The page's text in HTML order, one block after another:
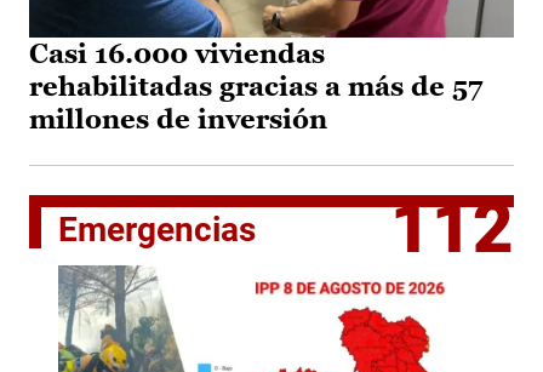
Casi 16.000 viviendas
rehabilitadas gracias a más de 57
millones de inversión
Emergencias 112